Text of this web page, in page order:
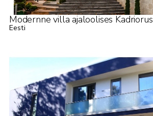
Modernne villa ajaloolises Kadriorus
Eesti